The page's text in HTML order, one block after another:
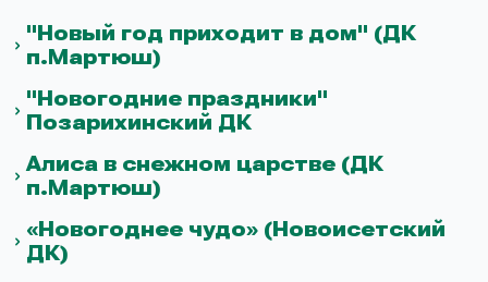
"Новый год приходит в дом" (ДК
п.Мартюш)
"Новогодние праздники"
Позарихинский ДК
Алиса в снежном царстве (ДК
п.Мартюш)
«Новогоднее чудо» (Новоисетский
ДК)